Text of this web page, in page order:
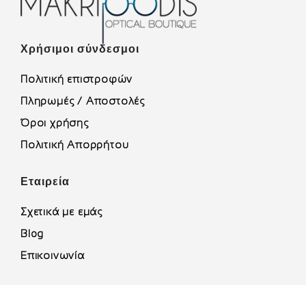
Χρήσιμοι σύνδεσμοι
Πολιτική επιστροφών
Πληρωμές / Αποστολές
Όροι χρήσης
Πολιτική Απορρήτου
Εταιρεία
Σχετικά με εμάς
Blog
Επικοινωνία